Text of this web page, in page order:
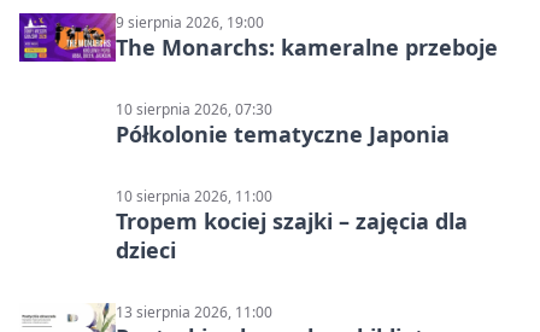
9 sierpnia 2026, 19:00
The Monarchs: kameralne przeboje
10 sierpnia 2026, 07:30
Półkolonie tematyczne Japonia
10 sierpnia 2026, 11:00
Tropem kociej szajki – zajęcia dla
dzieci
13 sierpnia 2026, 11:00